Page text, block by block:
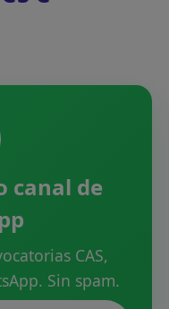
canal de
CAS,
Sin spam.